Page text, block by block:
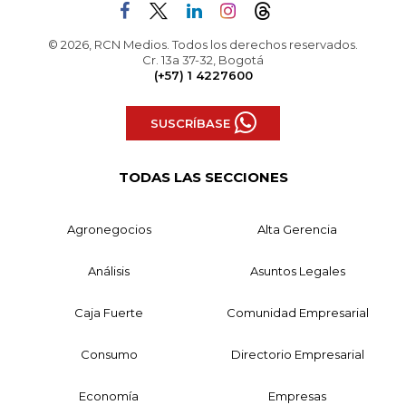
© 2026, RCN Medios. Todos los derechos reservados.
Cr. 13a 37-32, Bogotá
(+57) 1 4227600
SUSCRÍBASE
TODAS LAS SECCIONES
Agronegocios Alta Gerencia
Análisis Asuntos Legales
Caja Fuerte Comunidad Empresarial
Consumo Directorio Empresarial
Economía Empresas